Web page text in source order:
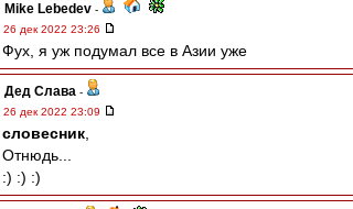
Mike Lebedev -
26 дек 2022 23:26
Фух, я уж подумал все в Азии уже
Дед Слава -
26 дек 2022 23:09
словесник
Отнюдь...
:) :) :)